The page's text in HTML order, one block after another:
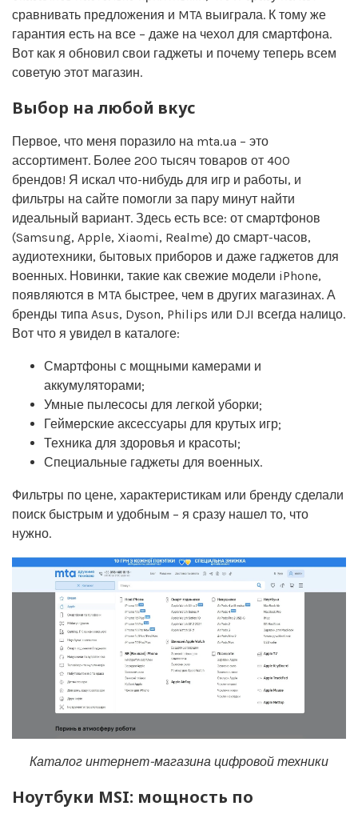
сравнивать предложения и MTA выиграла. К тому же
гарантия есть на все – даже на чехол для смартфона.
Вот как я обновил свои гаджеты и почему теперь всем
советую этот магазин.
Выбор на любой вкус
Первое, что меня поразило на mta.ua – это
ассортимент. Более 200 тысяч товаров от 400
брендов! Я искал что-нибудь для игр и работы, и
фильтры на сайте помогли за пару минут найти
идеальный вариант. Здесь есть все: от смартфонов
(Samsung, Apple, Xiaomi, Realme) до смарт-часов,
аудиотехники, бытовых приборов и даже гаджетов для
военных. Новинки, такие как свежие модели iPhone,
появляются в MTA быстрее, чем в других магазинах. А
бренды типа Asus, Dyson, Philips или DJI всегда налицо.
Вот что я увидел в каталоге:
Смартфоны с мощными камерами и
аккумуляторами;
Умные пылесосы для легкой уборки;
Геймерские аксессуары для крутых игр;
Техника для здоровья и красоты;
Специальные гаджеты для военных.
Фильтры по цене, характеристикам или бренду сделали
поиск быстрым и удобным – я сразу нашел то, что
нужно.
Каталог интернет-магазина цифровой техники
Ноутбуки MSI: мощность по